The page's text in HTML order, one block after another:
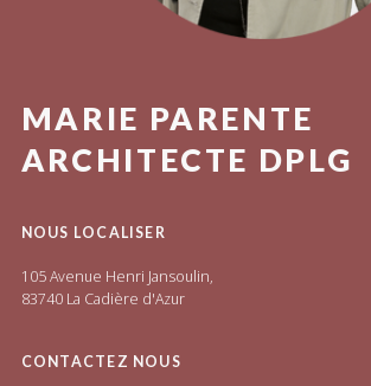
MARIE PARENTE
ARCHITECTE DPLG
NOUS LOCALISER
105 Avenue Henri Jansoulin,
83740 La Cadière d'Azur
CONTACTEZ NOUS